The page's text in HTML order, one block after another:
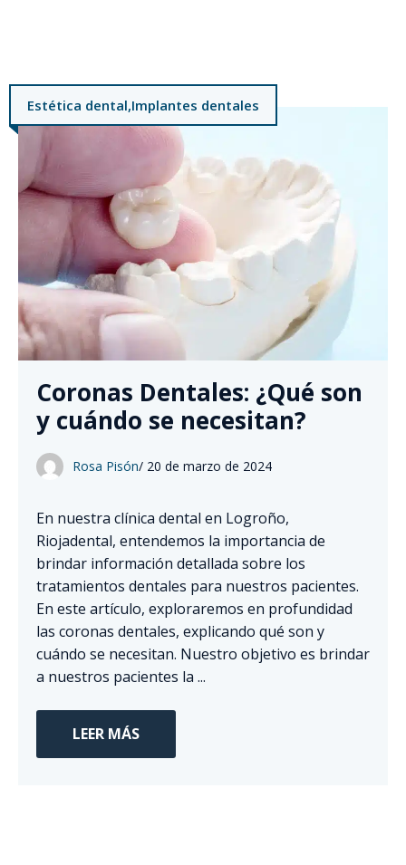
Estética dental,Implantes dentales
Coronas Dentales: ¿Qué son
y cuándo se necesitan?
Rosa Pisón/ 20 de marzo de 2024
En nuestra clínica dental en Logroño,
Riojadental, entendemos la importancia de
brindar información detallada sobre los
tratamientos dentales para nuestros pacientes.
En este artículo, exploraremos en profundidad
las coronas dentales, explicando qué son y
cuándo se necesitan. Nuestro objetivo es brindar
a nuestros pacientes la ...
LEER MÁS